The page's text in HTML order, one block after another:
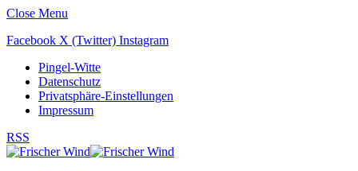
Close Menu
Facebook X (Twitter) Instagram
Pingel-Witte
Datenschutz
Privatsphäre-Einstellungen
Impressum
RSS